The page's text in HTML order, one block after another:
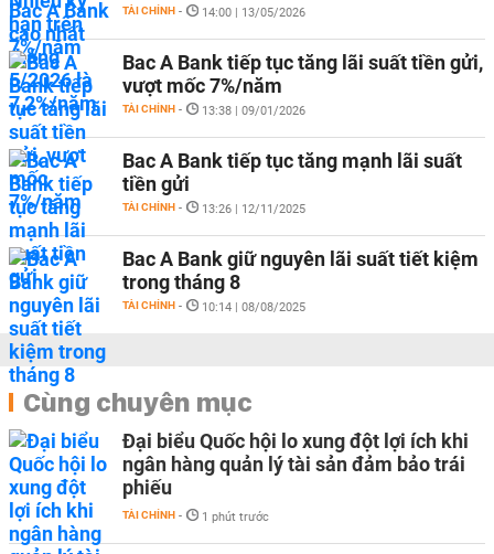
TÀI CHÍNH - 14:00 | 13/05/2026
Bac A Bank tiếp tục tăng lãi suất tiền gửi,
vượt mốc 7%/năm
TÀI CHÍNH - 13:38 | 09/01/2026
Bac A Bank tiếp tục tăng mạnh lãi suất
tiền gửi
TÀI CHÍNH - 13:26 | 12/11/2025
Bac A Bank giữ nguyên lãi suất tiết kiệm
trong tháng 8
TÀI CHÍNH - 10:14 | 08/08/2025
Cùng chuyên mục
Đại biểu Quốc hội lo xung đột lợi ích khi
ngân hàng quản lý tài sản đảm bảo trái
phiếu
TÀI CHÍNH - 1 phút trước